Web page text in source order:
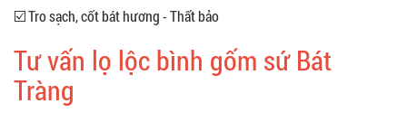
☑️ Tro sạch, cốt bát hương - Thất bảo
Tư vấn lọ lộc bình gốm sứ Bát
Tràng